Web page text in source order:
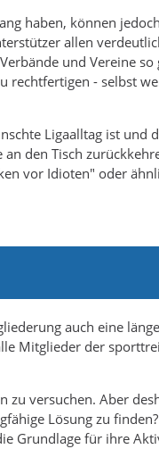
haben, können
allen
und Vereine so
rechtfertigen - selbst
Ligaalltag ist und
den Tisch
vor Idioten" oder
auch eine
Mitglieder der
zu versuchen. Aber
Lösung zu
Grundlage für ihre